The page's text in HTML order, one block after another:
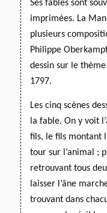
Ses fables sont
imprimées. La
plusieurs
Philippe
dessin sur le
1797.
Les cinq scènes
la fable. On y voit
fils, le fils montant
tour sur l’animal ;
retrouvant tous
laisser l’âne
trouvant dans